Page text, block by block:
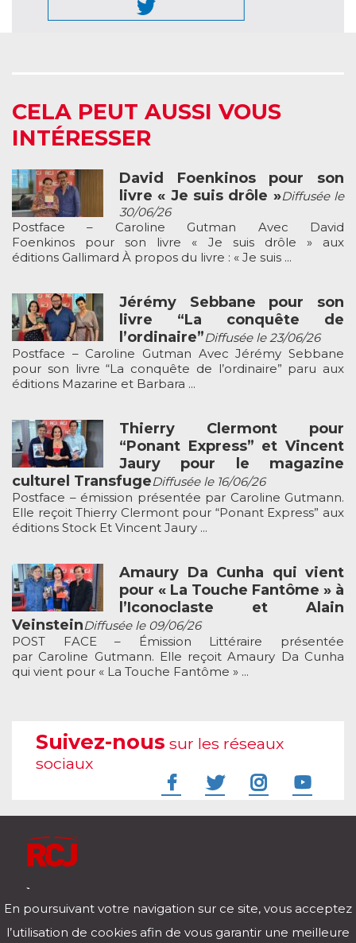
CELA PEUT AUSSI VOUS
INTÉRESSER
David Foenkinos pour son
livre « Je suis drôle »Diffusée le
30/06/26
Postface – Caroline Gutman Avec David
Foenkinos pour son livre « Je suis drôle » aux
éditions Gallimard À propos du livre : « Je suis ...
Jérémy Sebbane pour son
livre “La conquête de
l’ordinaire”Diffusée le 23/06/26
Postface – Caroline Gutman Avec Jérémy Sebbane
pour son livre “La conquête de l’ordinaire” paru aux
éditions Mazarine et Barbara ...
Thierry Clermont pour
“Ponant Express” et Vincent
Jaury pour le magazine
culturel TransfugeDiffusée le 16/06/26
Postface – émission présentée par Caroline Gutmann.
Elle reçoit Thierry Clermont pour “Ponant Express” aux
éditions Stock Et Vincent Jaury ...
Amaury Da Cunha qui vient
pour « La Touche Fantôme » à
l’Iconoclaste et Alain
VeinsteinDiffusée le 09/06/26
POST FACE – Émission Littéraire présentée
par Caroline Gutmann. Elle reçoit Amaury Da Cunha
qui vient pour « La Touche Fantôme » ...
Suivez-nous sur les réseaux
sociaux
Télécharger notre application pour iOs et Android
En poursuivant votre navigation sur ce site, vous acceptez
l’utilisation de cookies afin de vous garantir une meilleure